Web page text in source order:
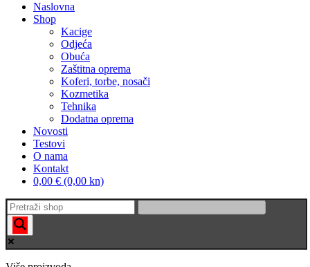
Naslovna
Shop
Kacige
Odjeća
Obuća
Zaštitna oprema
Koferi, torbe, nosači
Kozmetika
Tehnika
Dodatna oprema
Novosti
Testovi
O nama
Kontakt
0,00 € (0,00 kn)